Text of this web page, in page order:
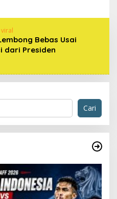
viral
Bebas Usai
dari Presiden
Cari